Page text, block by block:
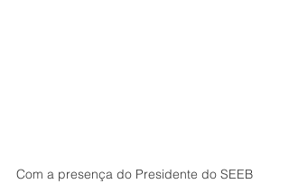
Com a presença do Presidente do SEEB